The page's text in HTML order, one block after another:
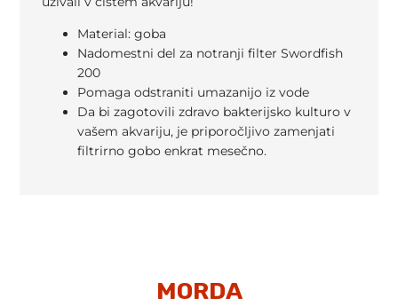
Material: goba
Nadomestni del za notranji filter Swordfish
200
Pomaga odstraniti umazanijo iz vode
Da bi zagotovili zdravo bakterijsko kulturo v
vašem akvariju, je priporočljivo zamenjati
filtrirno gobo enkrat mesečno.
MORDA